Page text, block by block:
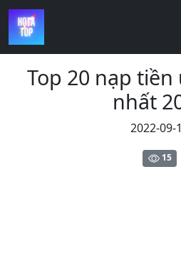
Top 20 nạp
nhất
2022-09-
15